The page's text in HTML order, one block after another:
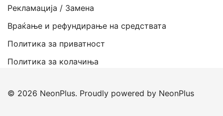
Рекламација / Замена
Враќање и рефундирање на средствата
Политика за приватност
Политика за колачиња
© 2026 NeonPlus. Proudly powered by NeonPlus